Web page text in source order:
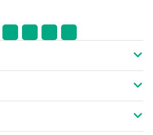
료, 광고 오류 등을 포함하되
한되지 않는 사유로 언제든
을 조정할 권리를 보유합니